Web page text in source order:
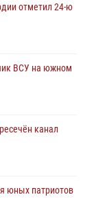
по
Победы»
генерала
отметил 24-ю
ВСУ на южном
канал
юных патриотов